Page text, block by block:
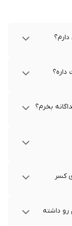
کسر
داشته